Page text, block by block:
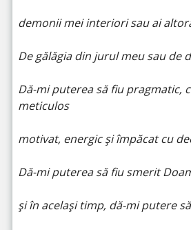
demonii mei interiori sau ai
De gălăgia din jurul meu sau de
Dă-mi puterea să fiu pragmatic,
meticulos
motivat, energic și împăcat cu
Dă-mi puterea să fiu smerit
și în același timp, dă-mi putere